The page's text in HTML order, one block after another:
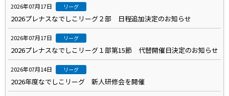
2026年07月17日 リーグ
2026プレナスなでしこリーグ２部 日程追加決定のお知らせ
2026年07月17日 リーグ
2026プレナスなでしこリーグ１部第15節 代替開催日決定のお知らせ
2026年07月14日 リーグ
2026年度なでしこリーグ 新人研修会を開催